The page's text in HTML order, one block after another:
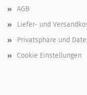
AGB
Liefer- und
Privatsphäre und
Cookie Einstellungen